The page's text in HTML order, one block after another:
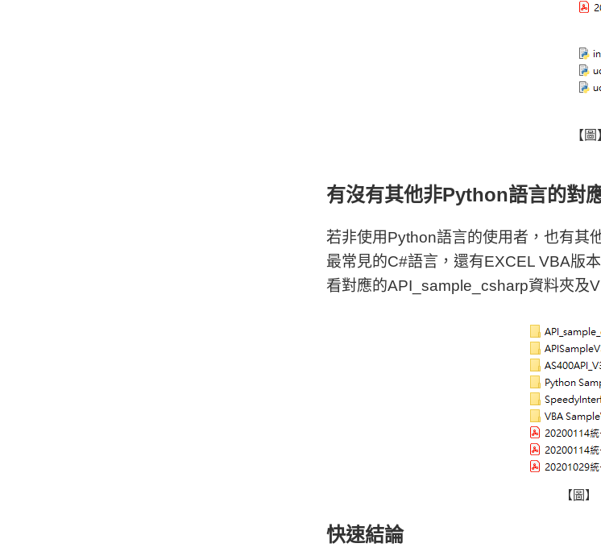
【
有沒有其他非Python語言的對
若非使用Python語言的使用者，也有其
最常見的C#語言，還有EXCEL VBA版
看對應的API_sample_csharp資料夾及
【圖
快速結論